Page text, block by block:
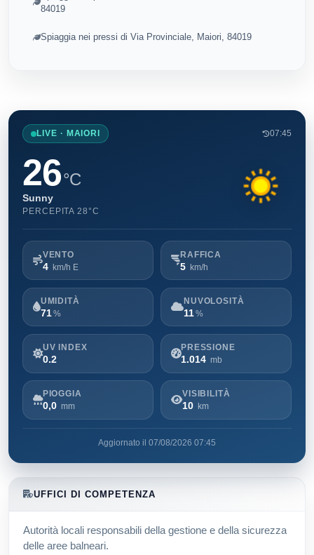
84019
Spiaggia nei pressi di Via Provinciale, Maiori, 84019
LIVE · MAIORI 07:45
26°C
Sunny
PERCEPITA 28°C
VENTO
4 km/h E
RAFFICA
5 km/h
UMIDITÀ
71 %
NUVOLOSITÀ
11%
UV INDEX
0.2
PRESSIONE
1.014 mb
PIOGGIA
0,0 mm
VISIBILITÀ
10 km
Aggiornato il 07/08/2026 07:45
UFFICI DI COMPETENZA
Autorità locali responsabili della gestione e della sicurezza
delle aree balneari.